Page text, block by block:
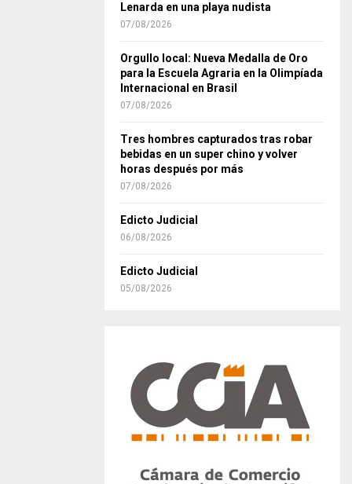
Lenarda en una playa nudista
07/08/2026
Orgullo local: Nueva Medalla de Oro
para la Escuela Agraria en la Olimpíada
Internacional en Brasil
07/08/2026
Tres hombres capturados tras robar
bebidas en un super chino y volver
horas después por más
07/08/2026
Edicto Judicial
06/08/2026
Edicto Judicial
05/08/2026